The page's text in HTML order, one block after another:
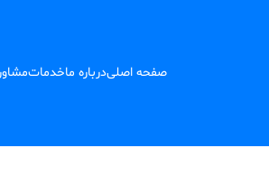
صفحه اصلیدرباره ماخدمات